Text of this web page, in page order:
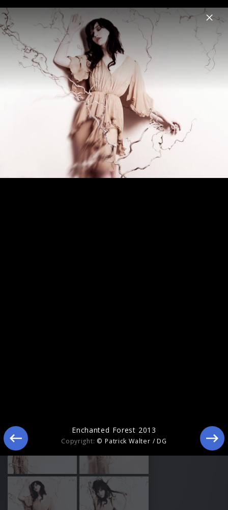
Menu
Anna Prohaska
News Musik Videos
Anna Prohaska 2013
Enchanted Forest 2013
Copyright: © Patrick Walter / DG